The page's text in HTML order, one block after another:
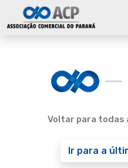
Voltar para todas
Ir para a